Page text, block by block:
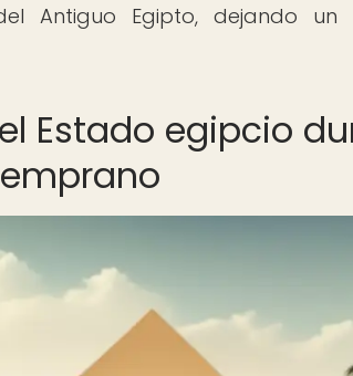
Antiguo Egipto, dejando
Estado egipcio